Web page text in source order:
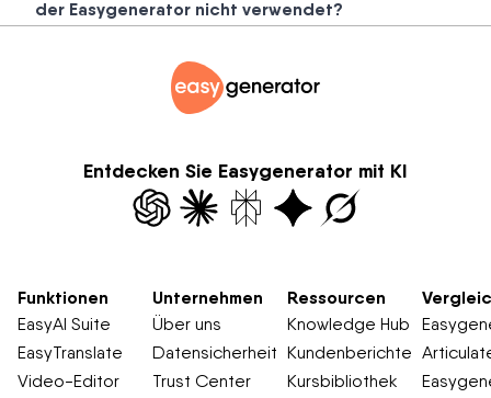
der Easygenerator nicht verwendet?
Entdecken Sie Easygenerator mit KI
Funktionen
EasyAI Suite
EasyTranslate
Video-Editor
Unternehmen
Über uns
Datensicherheit
Trust Center
Ressourcen
Knowledge Hub
Kundenberichte
Kursbibliothek